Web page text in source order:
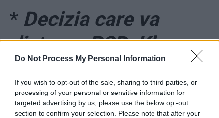
Do Not Process My Personal Information
If you wish to opt-out of the sale, sharing to third parties, or
processing of your personal or sensitive information for
targeted advertising by us, please use the below opt-out
section to confirm your selection. Please note that after your
* Decizia care va
distruge PSD. Klaus
Iohannis confirmă:
„Guvernul va